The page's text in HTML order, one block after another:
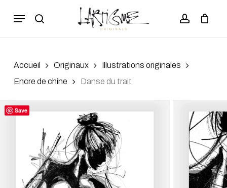
search account
Menu
Panier
Close
Accueil Originaux
Illustrations originales
Encre de chine
Danse du trait
Save